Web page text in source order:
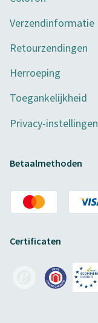
Verzendinformatie
Retourzendingen
Herroeping
Toegankelijkheid
Privacy-instellingen
Betaalmethoden
Certificaten